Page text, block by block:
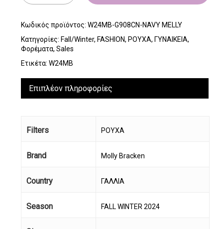
Κωδικός προϊόντος: W24MB-G908CN-NAVY MELLY
Κατηγορίες: Fall/Winter, FASHION, ΡΟΥΧΑ, ΓΥΝΑΙΚΕΙΑ,
Φορέματα, Sales
Ετικέτα: W24MB
Επιπλέον πληροφορίες
Filters ΡΟΥΧΑ
Brand Molly Bracken
Country ΓΑΛΛΙΑ
Season FALL WINTER 2024